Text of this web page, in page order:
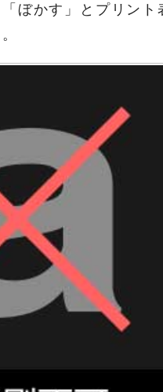
ぼかす」とプリント